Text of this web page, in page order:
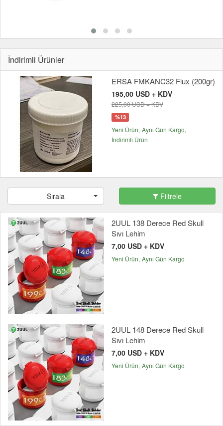
İndirimli Ürünler
ERSA FMKANC32 Flux (200gr)
195,00 USD + KDV
225,00 USD + KDV
%13
Yeni Ürün Aynı Gün Kargo
İndirimli Ürün
Sırala Filtrele
2UUL 138 Derece Red Skull
Sıvı Lehim
7,00 USD + KDV
Yeni Ürün Aynı Gün Kargo
2UUL 148 Derece Red Skull
Sıvı Lehim
7,00 USD + KDV
Yeni Ürün Aynı Gün Kargo